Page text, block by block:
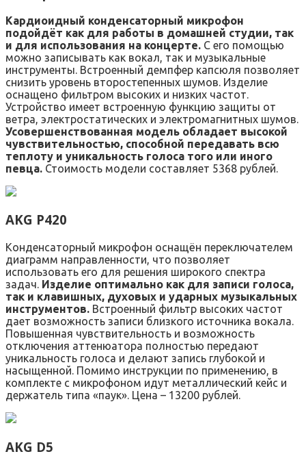
Кардиоидный конденсаторный микрофон
подойдёт как для работы в домашней студии, так
и для использования на концерте. С его помощью
можно записывать как вокал, так и музыкальные
инструменты. Встроенный демпфер капсюля позволяет
снизить уровень второстепенных шумов. Изделие
оснащено фильтром высоких и низких частот.
Устройство имеет встроенную функцию защиты от
ветра, электростатических и электромагнитных шумов.
Усовершенствованная модель обладает высокой
чувствительностью, способной передавать всю
теплоту и уникальность голоса того или иного
певца. Стоимость модели составляет 5368 рублей.
AKG P420
Конденсаторный микрофон оснащён переключателем
диаграмм направленности, что позволяет
использовать его для решения широкого спектра
задач. Изделие оптимально как для записи голоса,
так и клавишных, духовых и ударных музыкальных
инструментов. Встроенный фильтр высоких частот
дает возможность записи близкого источника вокала.
Повышенная чувствительность и возможность
отключения аттенюатора полностью передают
уникальность голоса и делают запись глубокой и
насыщенной. Помимо инструкции по применению, в
комплекте с микрофоном идут металлический кейс и
держатель типа «паук». Цена – 13200 рублей.
AKG D5